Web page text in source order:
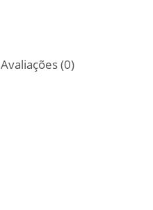
Avaliações (0)